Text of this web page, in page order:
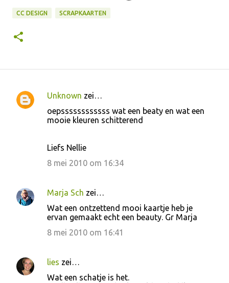
CC DESIGN SCRAPKAARTEN
R
e
s
Unknown zei…
oepssssssssssss wat een beaty en wat een
mooie kleuren schitterend
Liefs Nellie
8 mei 2010 om 16:34
Marja Sch zei…
Wat een ontzettend mooi kaartje heb je
ervan gemaakt echt een beauty. Gr Marja
8 mei 2010 om 16:41
lies zei…
Wat een schatje is het.